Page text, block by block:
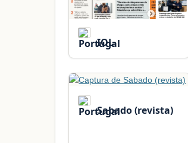
IOL
Sabado (revista)